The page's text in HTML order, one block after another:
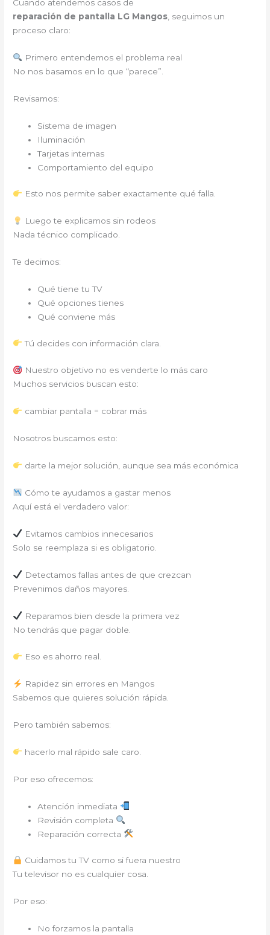
Cuando atendemos casos de
reparación de pantalla LG Mangos, seguimos un
proceso claro:
Primero entendemos el problema real
No nos basamos en lo que “parece”.
Revisamos:
Sistema de imagen
Iluminación
Tarjetas internas
Comportamiento del equipo
Esto nos permite saber exactamente qué falla.
Luego te explicamos sin rodeos
Nada técnico complicado.
Te decimos:
Qué tiene tu TV
Qué opciones tienes
Qué conviene más
Tú decides con información clara.
Nuestro objetivo no es venderte lo más caro
Muchos servicios buscan esto:
cambiar pantalla = cobrar más
Nosotros buscamos esto:
darte la mejor solución, aunque sea más económica
Cómo te ayudamos a gastar menos
Aquí está el verdadero valor:
Evitamos cambios innecesarios
Solo se reemplaza si es obligatorio.
Detectamos fallas antes de que crezcan
Prevenimos daños mayores.
Reparamos bien desde la primera vez
No tendrás que pagar doble.
Eso es ahorro real.
Rapidez sin errores en Mangos
Sabemos que quieres solución rápida.
Pero también sabemos:
hacerlo mal rápido sale caro.
Por eso ofrecemos:
Atención inmediata
Revisión completa
Reparación correcta
Cuidamos tu TV como si fuera nuestro
Tu televisor no es cualquier cosa.
Por eso:
No forzamos la pantalla